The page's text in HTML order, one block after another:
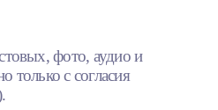
фото, аудио и
только с согласия